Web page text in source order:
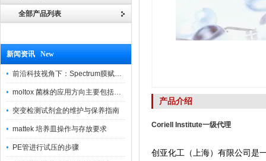
全部产品列表
新闻资讯 New
前沿科技视角下：Spectrum膜赋能精密制造
moltox 菌株的应用方向主要包括以下几个方面
突变检测试剂盒的维护与保养指南
mattek 培养皿操作与存放要求
PE管进行试压的步骤
产品介绍
Coriell Institute一级代理
创亚化工（上海）有限公司是